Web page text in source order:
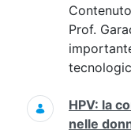
Prof.
HPV: la
nelle